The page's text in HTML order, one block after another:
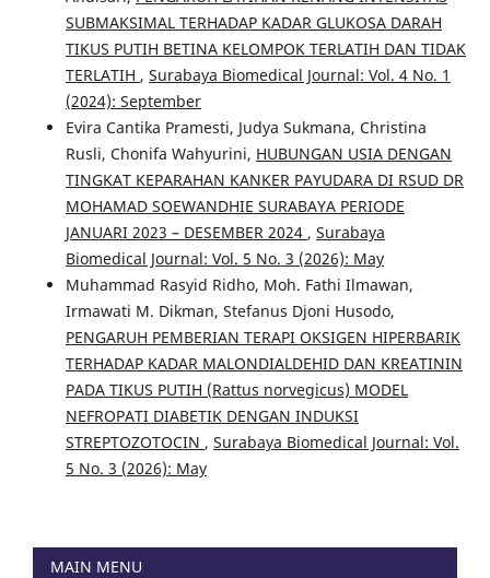
SUBMAKSIMAL TERHADAP KADAR GLUKOSA DARAH
TIKUS PUTIH BETINA KELOMPOK TERLATIH DAN TIDAK
TERLATIH , Surabaya Biomedical Journal: Vol. 4 No. 1
(2024): September
Evira Cantika Pramesti, Judya Sukmana, Christina
Rusli, Chonifa Wahyurini, HUBUNGAN USIA DENGAN
TINGKAT KEPARAHAN KANKER PAYUDARA DI RSUD DR
MOHAMAD SOEWANDHIE SURABAYA PERIODE
JANUARI 2023 – DESEMBER 2024 , Surabaya
Biomedical Journal: Vol. 5 No. 3 (2026): May
Muhammad Rasyid Ridho, Moh. Fathi Ilmawan,
Irmawati M. Dikman, Stefanus Djoni Husodo,
PENGARUH PEMBERIAN TERAPI OKSIGEN HIPERBARIK
TERHADAP KADAR MALONDIALDEHID DAN KREATININ
PADA TIKUS PUTIH (Rattus norvegicus) MODEL
NEFROPATI DIABETIK DENGAN INDUKSI
STREPTOZOTOCIN , Surabaya Biomedical Journal: Vol.
5 No. 3 (2026): May
MAIN MENU